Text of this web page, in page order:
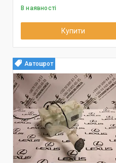
В наявності
Купити
Автошрот